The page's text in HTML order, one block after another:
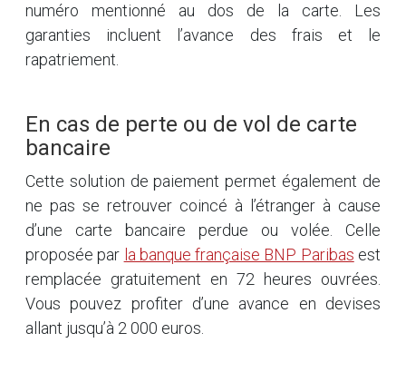
numéro mentionné au dos de la carte. Les
garanties incluent l’avance des frais et le
rapatriement.
En cas de perte ou de vol de carte
bancaire
Cette solution de paiement permet également de
ne pas se retrouver coincé à l’étranger à cause
d’une carte bancaire perdue ou volée. Celle
proposée par la banque française BNP Paribas est
remplacée gratuitement en 72 heures ouvrées.
Vous pouvez profiter d’une avance en devises
allant jusqu’à 2 000 euros.